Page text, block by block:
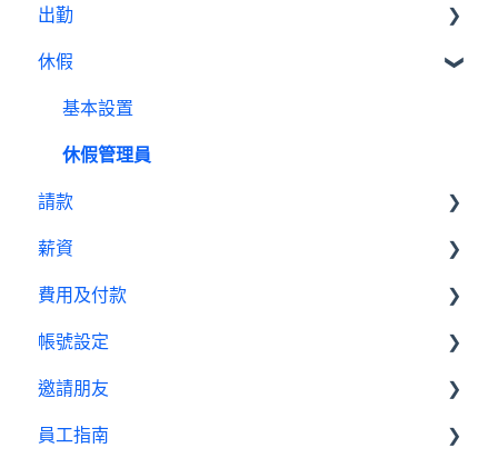
人員
公告
行事曆
績效管理
設定
報表
出勤
基本設定
出勤管理者
我是員工
休假
基本設置
休假管理員
請款
請款管理員
薪資
基本設置
薪資管理員
費用及付款
訂閱相關
費用及付款
帳號設定
管理設定
邀請朋友
邀請制度
員工指南